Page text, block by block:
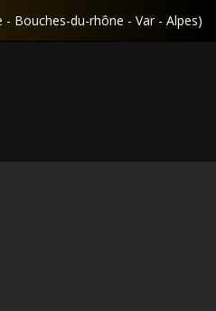
Bouches-du-rhône - Var - Alpes)